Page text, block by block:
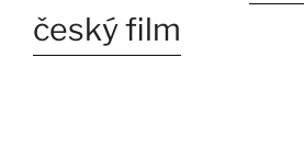
český film